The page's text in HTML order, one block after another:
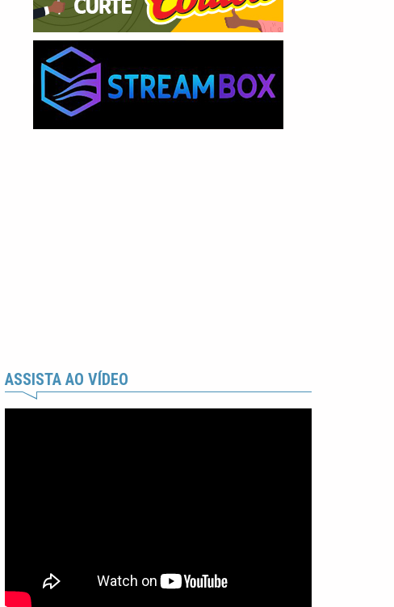
ASSISTA AO VÍDEO